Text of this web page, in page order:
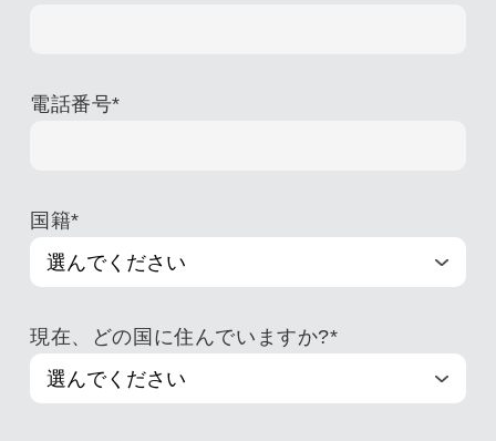
電話番号*
国籍*
現在、どの国に住んでいますか?*